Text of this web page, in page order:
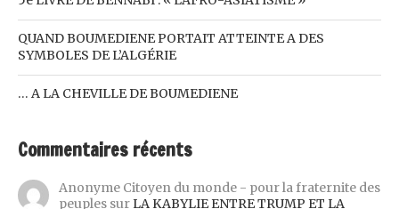
QUAND BOUMEDIENE PORTAIT ATTEINTE A DES
SYMBOLES DE L’ALGÉRIE
… A LA CHEVILLE DE BOUMEDIENE
Commentaires récents
Anonyme Citoyen du monde - pour la fraternite des
peuplessur LA KABYLIE ENTRE TRUMP ET LA